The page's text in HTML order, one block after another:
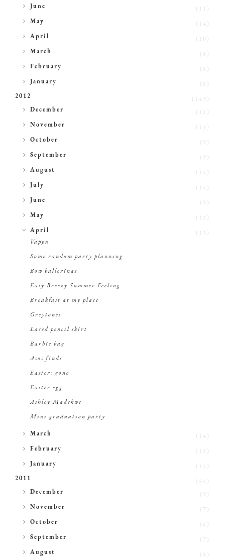
►
June
►
May
(14)
►
April
(10)
►
March
(8)
►
February
(8)
►
January
(8)
2012
(149)
►
December
►
November
(13)
►
October
(9)
►
September
(9)
►
August
(14)
►
July
(14)
►
June
(9)
►
May
(13)
▼
April
(13)
Vappu
Some random party planning
Bow ballerinas
Easy Breezy Summer Feeling
Breakfast at my place
Greytones
Laced pencil skirt
Barbie bag
Asos finds
Easter: gone
Easter egg
Ashley Madekwe
Mini graduation party
► March
(14)
►
February
(15)
►
January
(15)
2011
(54)
►
December
(9)
►
November
(7)
►
October
(6)
►
September
(7)
►
August (8)